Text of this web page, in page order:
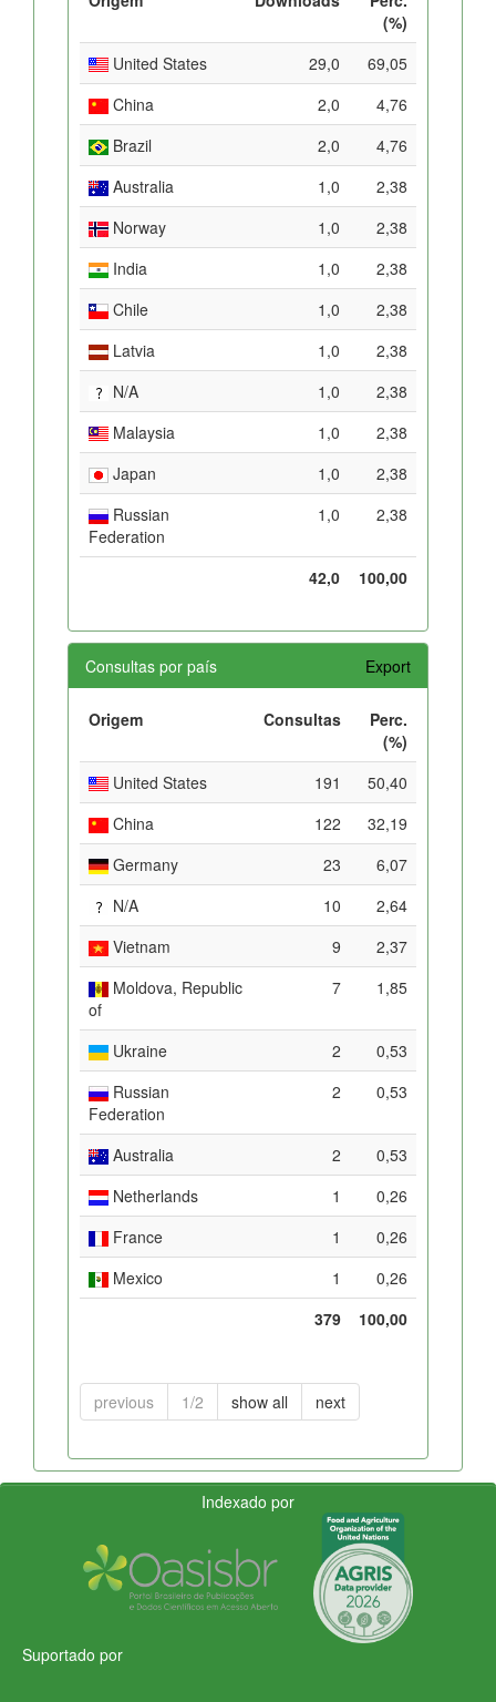
(%)
United States
29,0
69,05
China
2,0
4,76
Brazil
2,0
4,76
Australia
1,0
2,38
Norway
1,0
2,38
India
1,0
2,38
Chile
1,0
2,38
Latvia
1,0
2,38
N/A
1,0
2,38
Malaysia
1,0
2,38
Japan
1,0
2,38
Russian
Federation
1,0 2,38
42,0 100,00
Consultas por país Export
Origem Consultas
Perc.
(%)
United States
191
50,40
China
122
32,19
Germany
23
6,07
N/A
10
2,64
Vietnam
9
2,37
Moldova, Republic
of
7 1,85
Ukraine 2
0,53
Russian
Federation
2 0,53
Australia 2
0,53
Netherlands
1
0,26
France
1
0,26
Mexico
1
0,26
379
100,00
previous 1/2 show all next
Indexado por
Suportado por